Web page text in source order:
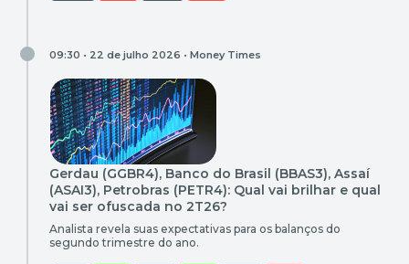
09:30 • 22 de julho 2026 • Money Times
Gerdau (GGBR4), Banco do Brasil (BBAS3), Assaí
(ASAI3), Petrobras (PETR4): Qual vai brilhar e qual
vai ser ofuscada no 2T26?
Analista revela suas expectativas para os balanços do
segundo trimestre do ano.